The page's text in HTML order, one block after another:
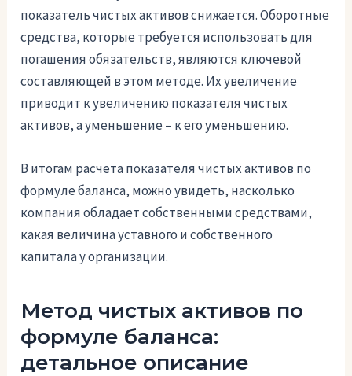
показатель чистых активов снижается. Оборотные
средства, которые требуется использовать для
погашения обязательств, являются ключевой
составляющей в этом методе. Их увеличение
приводит к увеличению показателя чистых
активов, а уменьшение – к его уменьшению.
В итогам расчета показателя чистых активов по
формуле баланса, можно увидеть, насколько
компания обладает собственными средствами,
какая величина уставного и собственного
капитала у организации.
Метод чистых активов по
формуле баланса:
детальное описание